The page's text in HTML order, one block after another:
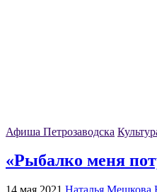
Афиша Петрозаводска
«Рыбалко меня
14 мая 2021 Наталья Мешкова